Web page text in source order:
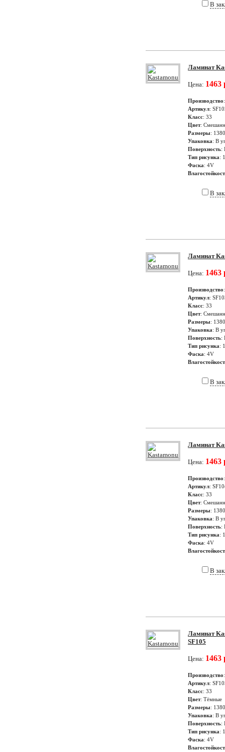
В
Ламинат
Цена: 1463
Производство
Артикул:
Класс: 33
Цвет:
Размеры:
Упаковка: В
Поверхность:
Тип рисунка:
Фаска: 4V
В
Ламинат
Цена: 1463
Производство
Артикул:
Класс: 33
Цвет:
Размеры:
Упаковка: В
Поверхность:
Тип рисунка:
Фаска: 4V
В
Ламинат
Цена: 1463
Производство
Артикул:
Класс: 33
Цвет:
Размеры:
Упаковка: В
Поверхность:
Тип рисунка:
Фаска: 4V
В
Ламинат
SF105
Цена: 1463
Производство
Артикул:
Класс: 33
Цвет: Тёмные
Размеры:
Упаковка: В
Поверхность:
Тип рисунка:
Фаска: 4V